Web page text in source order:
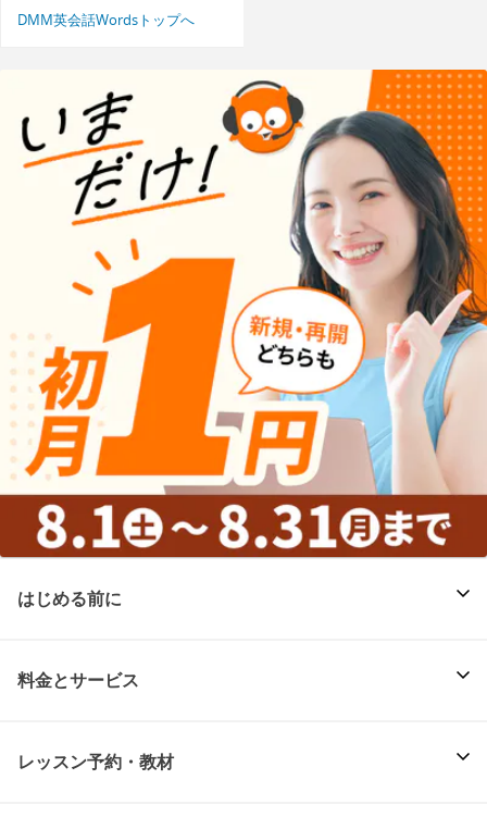
DMM英会話Wordsトップへ
はじめる前に
料金とサービス
レッスン予約・教材